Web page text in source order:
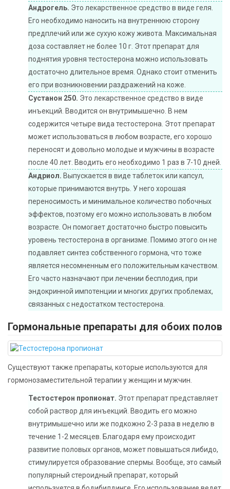
Андрогель. Это лекарственное средство в виде геля.
Его необходимо наносить на внутреннюю сторону
предплечий или же сухую кожу живота. Максимальная
доза составляет не более 10 г. Этот препарат для
поднятия уровня тестостерона можно использовать
достаточно длительное время. Однако стоит отменить
его при возникновении раздражений на коже.
Сустанон 250. Это лекарственное средство в виде
инъекций. Вводится он внутримышечно. В нем
содержится четыре вида тестостерона. Этот препарат
может использоваться в любом возрасте, его хорошо
переносят и довольно молодые и мужчины в возрасте
после 40 лет. Вводить его необходимо 1 раз в 7-10 дней.
Андриол. Выпускается в виде таблеток или капсул,
которые принимаются внутрь. У него хорошая
переносимость и минимальное количество побочных
эффектов, поэтому его можно использовать в любом
возрасте. Он помогает достаточно быстро повысить
уровень тестостерона в организме. Помимо этого он не
подавляет синтез собственного гормона, что тоже
является несомненным его положительным качеством.
Его часто назначают при лечении бесплодия, при
эндокринной импотенции и многих других проблемах,
связанных с недостатком тестостерона.
Гормональные препараты для обоих полов
Существуют также препараты, которые используются для
гормонозаместительной терапии у женщин и мужчин.
Тестостерон пропионат. Этот препарат представляет
собой раствор для инъекций. Вводить его можно
внутримышечно или же подкожно 2-3 раза в неделю в
течение 1-2 месяцев. Благодаря ему происходит
развитие половых органов, может повышаться либидо,
стимулируется образование спермы. Вообще, это самый
популярный стероидный препарат, который